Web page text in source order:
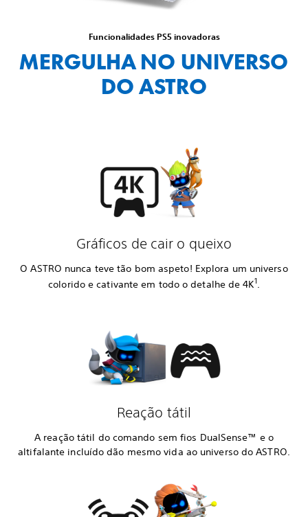
Funcionalidades PS5 inovadoras
MERGULHA NO UNIVERSO
DO ASTRO
Gráficos de cair o queixo
O ASTRO nunca teve tão bom aspeto! Explora um universo
colorido e cativante em todo o detalhe de 4K1.
Reação tátil
A reação tátil do comando sem fios DualSense™ e o
altifalante incluído dão mesmo vida ao universo do ASTRO.